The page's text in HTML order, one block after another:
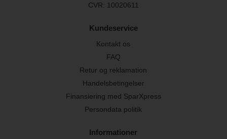
CVR: 10020611
Kundeservice
Kontakt os
FAQ
Retur og reklamation
Handelsbetingelser
Finansiering med SparXpress
Persondata politik
Informationer